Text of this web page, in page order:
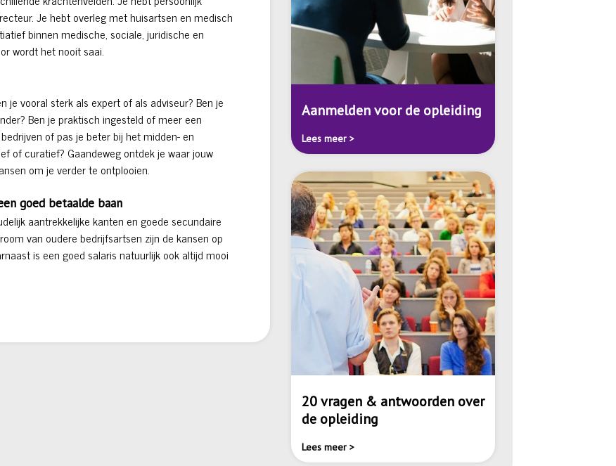
Je hebt overleg met huisartsen en medisch
binnen medische, sociale, juridische en
wordt het nooit saai.
je vooral sterk als expert of als adviseur? Ben je
Ben je praktisch ingesteld of meer een
of pas je beter bij het midden- en
of curatief? Gaandeweg ontdek je waar jouw
om je verder te ontplooien.
goed betaalde baan
aantrekkelijke kanten en goede secundaire
van oudere bedrijfsartsen zijn de kansen op
is een goed salaris natuurlijk ook altijd mooi
Aanmelden voor de opleiding
Lees meer >
20 vragen & antwoorden over
de opleiding
Lees meer >